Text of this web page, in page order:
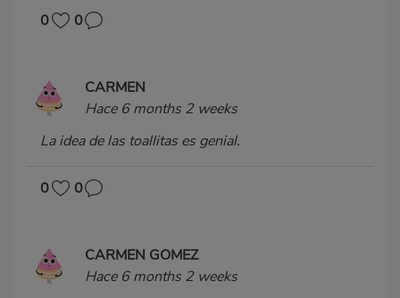
0 0
CARMEN
Hace 6 months 2 weeks
La idea de las toallitas es genial.
0 0
CARMEN GOMEZ
Hace 6 months 2 weeks